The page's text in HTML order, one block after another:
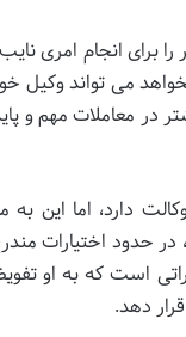
انجام امری
می تواند وکیل
معاملات مهم و
دارد، اما این
حدود اختیارات
است که به او
دهد.